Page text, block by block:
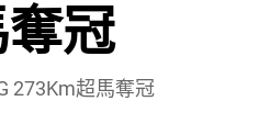
奪冠
273Km超馬奪冠